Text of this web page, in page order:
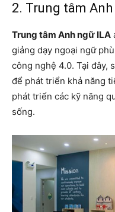
2. Trung tâm
Trung tâm Anh ngữ ILA
giảng dạy ngoại ngữ
công nghệ 4.0. Tại đây,
để phát triển khả năng
phát triển các kỹ năng
sống.